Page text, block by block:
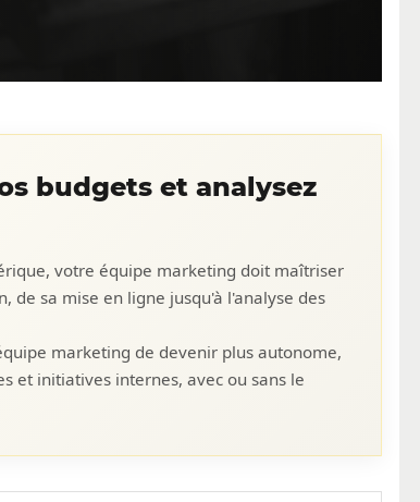
budgets et analysez
votre équipe marketing doit maîtriser
de sa mise en ligne jusqu'à l'analyse des
marketing de devenir plus autonome,
et initiatives internes, avec ou sans le